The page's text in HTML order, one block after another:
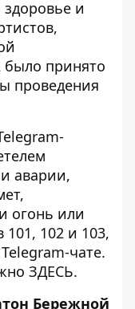
и
было принято
проведения
аварии,
огонь или
102 и 103,
чате.
ЗДЕСЬ.
Бережной